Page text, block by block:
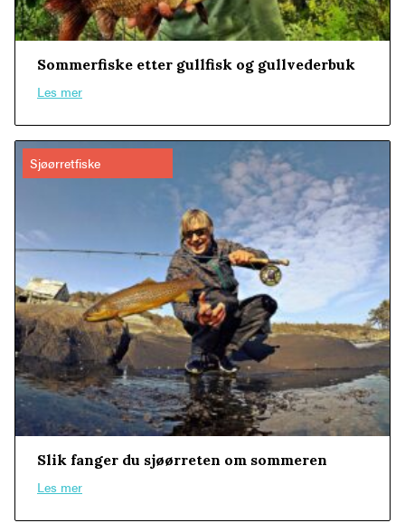
Sommerfiske etter gullfisk og gullvederbuk
Les mer
Sjøørretfiske
Slik fanger du sjøørreten om sommeren
Les mer